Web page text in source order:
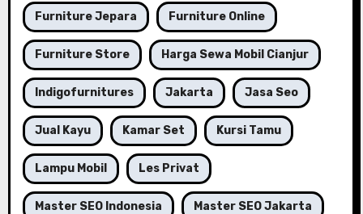
Furniture Jepara Furniture Online
Furniture Store Harga Sewa Mobil Cianjur
Indigofurnitures Jakarta Jasa Seo
Jual Kayu Kamar Set Kursi Tamu
Lampu Mobil Les Privat
Master SEO Indonesia Master SEO Jakarta